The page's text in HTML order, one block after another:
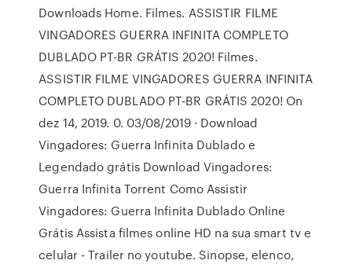
Downloads Home. Filmes. ASSISTIR FILME
VINGADORES GUERRA INFINITA COMPLETO
DUBLADO PT-BR GRÁTIS 2020! Filmes.
ASSISTIR FILME VINGADORES GUERRA INFINITA
COMPLETO DUBLADO PT-BR GRÁTIS 2020! On
dez 14, 2019. 0. 03/08/2019 · Download
Vingadores: Guerra Infinita Dublado e
Legendado grátis Download Vingadores:
Guerra Infinita Torrent Como Assistir
Vingadores: Guerra Infinita Dublado Online
Grátis Assista filmes online HD na sua smart tv e
celular - Trailer no youtube. Sinopse, elenco,